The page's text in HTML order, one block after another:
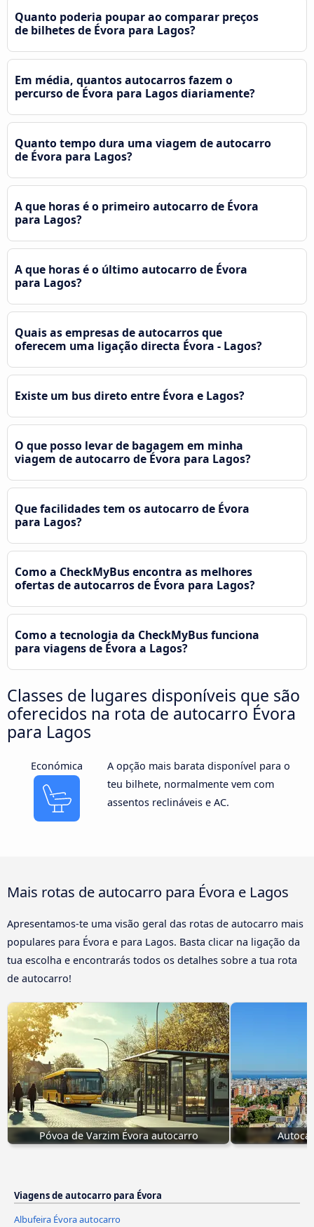
Quanto poderia poupar ao comparar preços
de bilhetes de Évora para Lagos?
Em média, quantos autocarros fazem o
percurso de Évora para Lagos diariamente?
Quanto tempo dura uma viagem de autocarro
de Évora para Lagos?
A que horas é o primeiro autocarro de Évora
para Lagos?
A que horas é o último autocarro de Évora
para Lagos?
Quais as empresas de autocarros que
oferecem uma ligação directa Évora - Lagos?
Existe um bus direto entre Évora e Lagos?
O que posso levar de bagagem em minha
viagem de autocarro de Évora para Lagos?
Que facilidades tem os autocarro de Évora
para Lagos?
Como a CheckMyBus encontra as melhores
ofertas de autocarros de Évora para Lagos?
Como a tecnologia da CheckMyBus funciona
para viagens de Évora a Lagos?
Classes de lugares disponíveis que são
oferecidos na rota de autocarro Évora
para Lagos
Económica
A opção mais barata disponível para o
teu bilhete, normalmente vem com
assentos reclináveis e AC.
Mais rotas de autocarro para Évora e Lagos
Apresentamos-te uma visão geral das rotas de autocarro mais
populares para Évora e para Lagos. Basta clicar na ligação da
tua escolha e encontrarás todos os detalhes sobre a tua rota
de autocarro!
Póvoa de Varzim Évora autocarro
Viagens de autocarro para Évora
Albufeira Évora autocarro